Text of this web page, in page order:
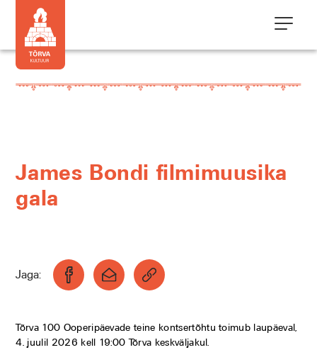
James Bondi filmimuusika
gala
Jaga:
Tõrva 100 Ooperipäevade teine kontsertõhtu toimub laupäeval,
4. juulil 2026 kell 19:00 Tõrva keskväljakul.